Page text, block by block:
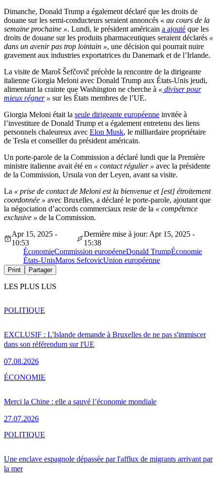
Dimanche, Donald Trump a également déclaré que les droits de
douane sur les semi-conducteurs seraient annoncés « au cours de la
semaine prochaine ». Lundi, le président américain a ajouté que les
droits de douane sur les produits pharmaceutiques seraient déclarés «
dans un avenir pas trop lointain », une décision qui pourrait nuire
gravement aux industries exportatrices du Danemark et de l’Irlande.
La visite de Maroš Šefčovič précède la rencontre de la dirigeante
italienne Giorgia Meloni avec Donald Trump aux États-Unis jeudi,
alimentant la crainte que Washington ne cherche à « diviser pour
mieux régner» sur les États membres de l’UE.
Giorgia Meloni était la seule dirigeante européenne invitée à
l’investiture de Donald Trump et a également entretenu des liens
personnels chaleureux avec Elon Musk, le milliardaire propriétaire
de Tesla et conseiller du président américain.
Un porte-parole de la Commission a déclaré lundi que la Première
ministre italienne avait été en « contact régulier » avec la présidente
de la Commission, Ursula von der Leyen, avant sa visite.
La « prise de contact de Meloni est la bienvenue et [est] étroitement
coordonnée » avec Bruxelles, a déclaré le porte-parole, ajoutant que
la négociation d’accords commerciaux reste de la « compétence
exclusive » de la Commission.
Apr 15, 2025 -
10:53
Dernière mise à jour: Apr 15, 2025 -
15:38
ÉconomieCommission européeneDonald TrumpÉconomie
États-UnisMaros SefcovicUnion européenne
Print Partager
LES PLUS LUS
EXCLUSIF : L'Islande demande à Bruxelles de ne pas s'immiscer
dans son référendum sur l'UE
07.08.2026
POLITIQUE
Merci la Chine : elle a sauvé l’économie mondiale
27.07.2026
ÉCONOMIE
Une enclave espagnole dépassée par l'afflux de migrants arrivant par
la mer
POLITIQUE